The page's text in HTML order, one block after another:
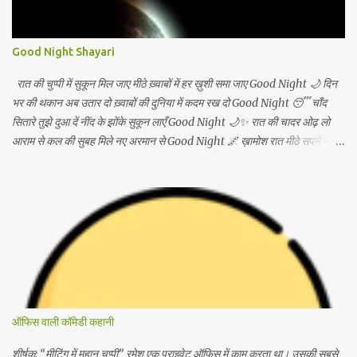
ख़ूबसूरत हो जाती हैं। अगर आप चाहें तो मैं इसे
Good Night Shayari
रात की चुप्पी में सुकून मिल जाए मीठे ख़्वाबों में हर ख़ुशी समा जाए Good Night 🌙 दिन
भर की थकान अब उतार दो ख़्वाबों की दुनिया में कदम रख दो Good Night 😴 चाँद
सितारे तुझे दुआ दें नींद के झोंके सुकून लाएँ Good Night 🌙✨ रात की चादर ओढ़ लो
आराम से कल की सुबह मिले नए अरमान से Good Night 🌌 ख़ामोश रात मीठे सपने नींद में
बात हो Good Night 🌠 आज की रात सुकून दे जाए हर चिंता को दूर भगाए Good
Night 🌙💫 आँखें बंद करो मुस्कान के साथ कल फिर शुरू होगी नई बात Good Night
😌 नींद तुझे बाहों में भर ले हर सपना सच होने की राह ले Good Night 🌙 रात आई है
आराम का पैग़ाम लेकर सो जाओ अब ख़ुद को संभाल लेकर Good Night 🌌 दिन की
उलझनें यहीं छोड़ दो ख़्वाबों में खुशियों को जोड़ दो Good Night 😴 चाँद भी कहे तुझे
शुभ-रात्रि नींद में मिट जाए हर व्यथा सारी Good Night 🌙 आज की रात बस तेरी हो हर
सपना प्यार से भरी हो Good Night 💖 सोने दो अब इन आँखों को कल...
ऑफिस वाली कॉमेडी कहानी